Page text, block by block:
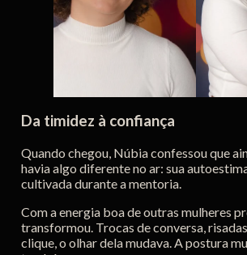
Da timidez à confiança
Quando chegou, Núbia confessou que
havia algo diferente no ar: sua
cultivada durante a mentoria.
Com a energia boa de outras mulheres
transformou. Trocas de conversa,
clique, o olhar dela mudava. A postura